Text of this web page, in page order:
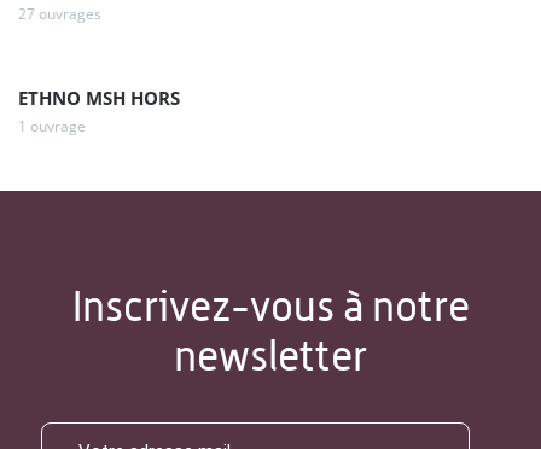
27 ouvrages
ETHNO MSH HORS
1 ouvrage
Inscrivez-vous à notre
newsletter